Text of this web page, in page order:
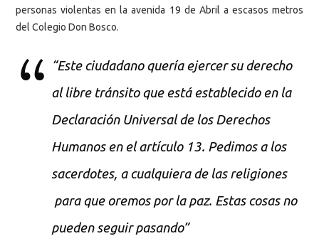
personas violentas en la avenida 19 de Abril a escasos metros
del Colegio Don Bosco.
“Este ciudadano quería ejercer su derecho
al libre tránsito que está establecido en la
Declaración Universal de los Derechos
Humanos en el artículo 13. Pedimos a los
sacerdotes, a cualquiera de las religiones
para que oremos por la paz. Estas cosas no
pueden seguir pasando”